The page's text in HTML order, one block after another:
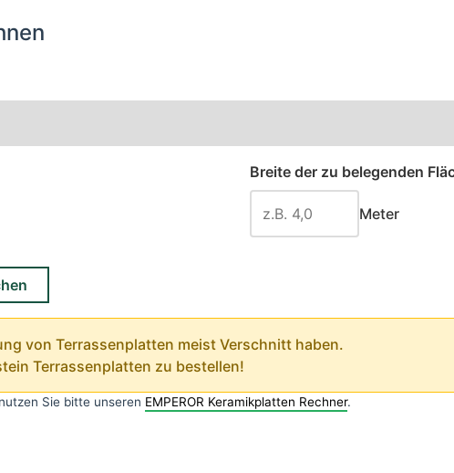
Breite der zu belegenden
Meter
von Terrassenplatten meist Verschnitt haben.
Terrassenplatten zu bestellen!
Sie bitte unseren EMPEROR Keramikplatten Rechner.